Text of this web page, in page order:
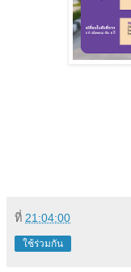
ที่ 21:04:00
ใช้ร่วมกัน